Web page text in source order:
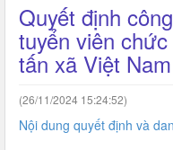
Quyết định
tuyển viên
tấn xã Việt Nam
(26/11/2024 15:24:52)
Nội dung quyết định và